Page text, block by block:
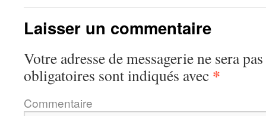
Laisser un commentaire
Votre adresse de messagerie ne sera
obligatoires sont indiqués avec *
Commentaire